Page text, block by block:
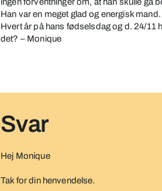
Han var en meget glad og energisk
Hvert år på hans fødselsdag og d. 24/11
det? – Monique
Svar
Hej Monique
Tak for din henvendelse.